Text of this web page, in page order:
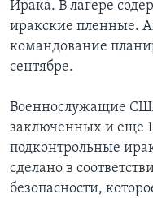
СОЦИАЛЬНЫЕ СЕТИ
Ирака. В лагере
иракские пленные.
командование
сентябре.
Военнослужащие
заключенных и еще
подконтрольные
сделано в
безопасности,